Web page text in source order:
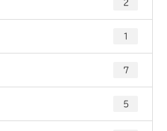
2
1
7
5